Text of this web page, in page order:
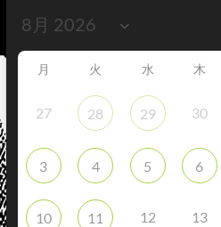
月 火 水 木
27 28 29 30
3 4 5 6
10 11 12 13